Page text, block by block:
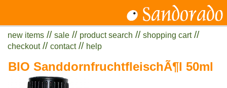
new items // sale // product search // shopping cart//
checkout// contact// help
BIO SanddornfruchtfleischÃ¶l 50ml